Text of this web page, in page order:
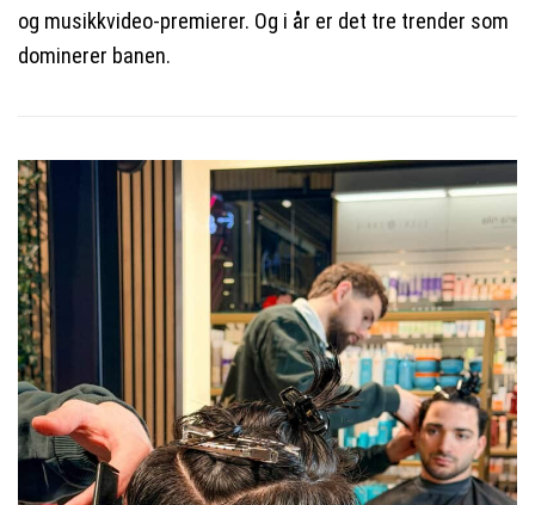
og musikkvideo-premierer. Og i år er det tre trender som
dominerer banen.